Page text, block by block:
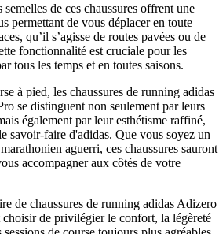
de ces chaussures offrent une
permettant de vous déplacer en toute
qu’il s’agisse de routes pavées ou de
fonctionnalité est cruciale pour les
tous les temps et en toutes saisons.
à pied, les chaussures de running adidas
se distinguent non seulement par leurs
également par leur esthétisme raffiné,
savoir-faire d'adidas. Que vous soyez un
aguerri, ces chaussures sauront
accompagner aux côtés de votre
de chaussures de running adidas Adizero
de privilégier le confort, la légèreté